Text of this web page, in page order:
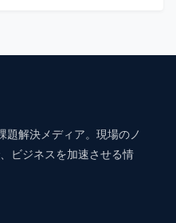
題解決メディア。現場のノ
ビジネスを加速させる情